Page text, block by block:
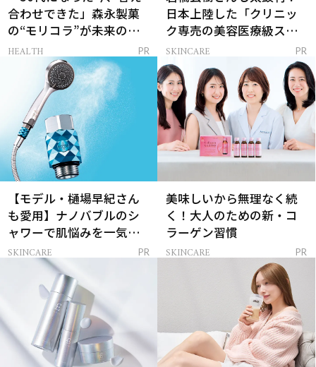
合わせできた」森永製菓
の“モリコラ”が未来のキ
レイを連れてくる！
HEALTH PR
日本上陸した「クリニッ
ク専売の美容医療級スキ
ンケア」
SKINCARE PR
【モデル・樋場早紀さん
も愛用】ナノバブルのシ
ャワーで肌悩みを一気に
解決
SKINCARE PR
美味しいから無理なく続
く！大人のための新・コ
ラーゲン習慣
SKINCARE PR